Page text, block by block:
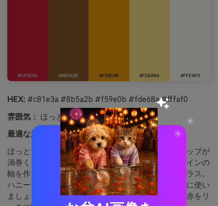
HEX: #c81e3a #8b5a2b #f59e0b #fde68a #fffaf0
雰囲気： ほっとする・遊び心がある
最適な用途：
季節限定SNSプロモーション投稿
ほっとする・遊び心あるパレットは、チェリーシロップが
渦巻くゴールデンラテを思わせます。深い赤でデザインの
軸を作り、キャラメルブラウンで温かみと深みをプラス。
ハニーイエローは、値札やバッジなどポイントだけに使い
ましょう。アドバイス：背景はクリーミーにして、赤をリ